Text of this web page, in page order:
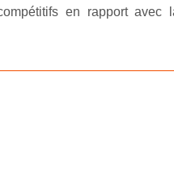
en rapport avec